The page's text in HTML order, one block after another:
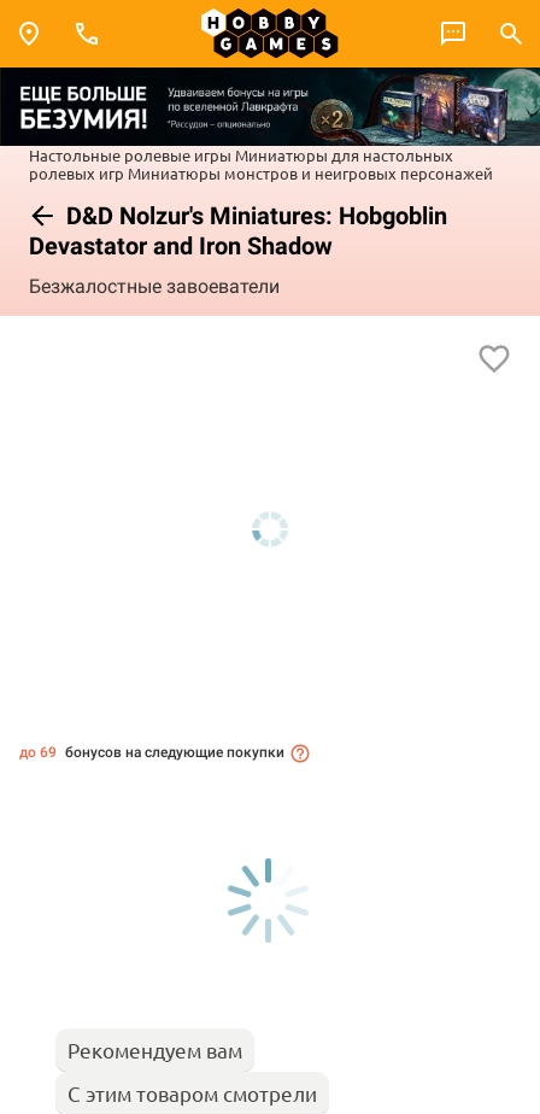
Настольные ролевые игры Миниатюры для настольных
ролевых игр Миниатюры монстров и неигровых персонажей
D&D Nolzur's Miniatures: Hobgoblin
Devastator and Iron Shadow
Безжалостные завоеватели
до 69 бонусов на следующие покупки
Рекомендуем вам
С этим товаром смотрели